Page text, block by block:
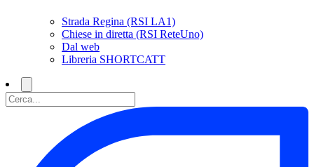
Strada Regina (RSI LA1)
Chiese in diretta (RSI ReteUno)
Dal web
Libreria SHORTCATT